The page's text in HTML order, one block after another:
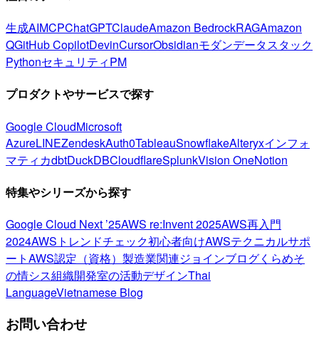
生成AIMCPChatGPTClaudeAmazon BedrockRAGAmazon
QGitHub CopilotDevinCursorObsidianモダンデータスタック
PythonセキュリティPM
プロダクトやサービスで探す
Google CloudMicrosoft
AzureLINEZendeskAuth0TableauSnowflakeAlteryxインフォ
マティカdbtDuckDBCloudflareSplunkVision OneNotion
特集やシリーズから探す
Google Cloud Next ’25AWS re:Invent 2025AWS再入門
2024AWSトレンドチェック初心者向けAWSテクニカルサポ
ートAWS認定（資格） 製造業関連ジョインブログくらめそ
の情シス組織開発室の活動デザインThai
LanguageVietnamese Blog
お問い合わせ